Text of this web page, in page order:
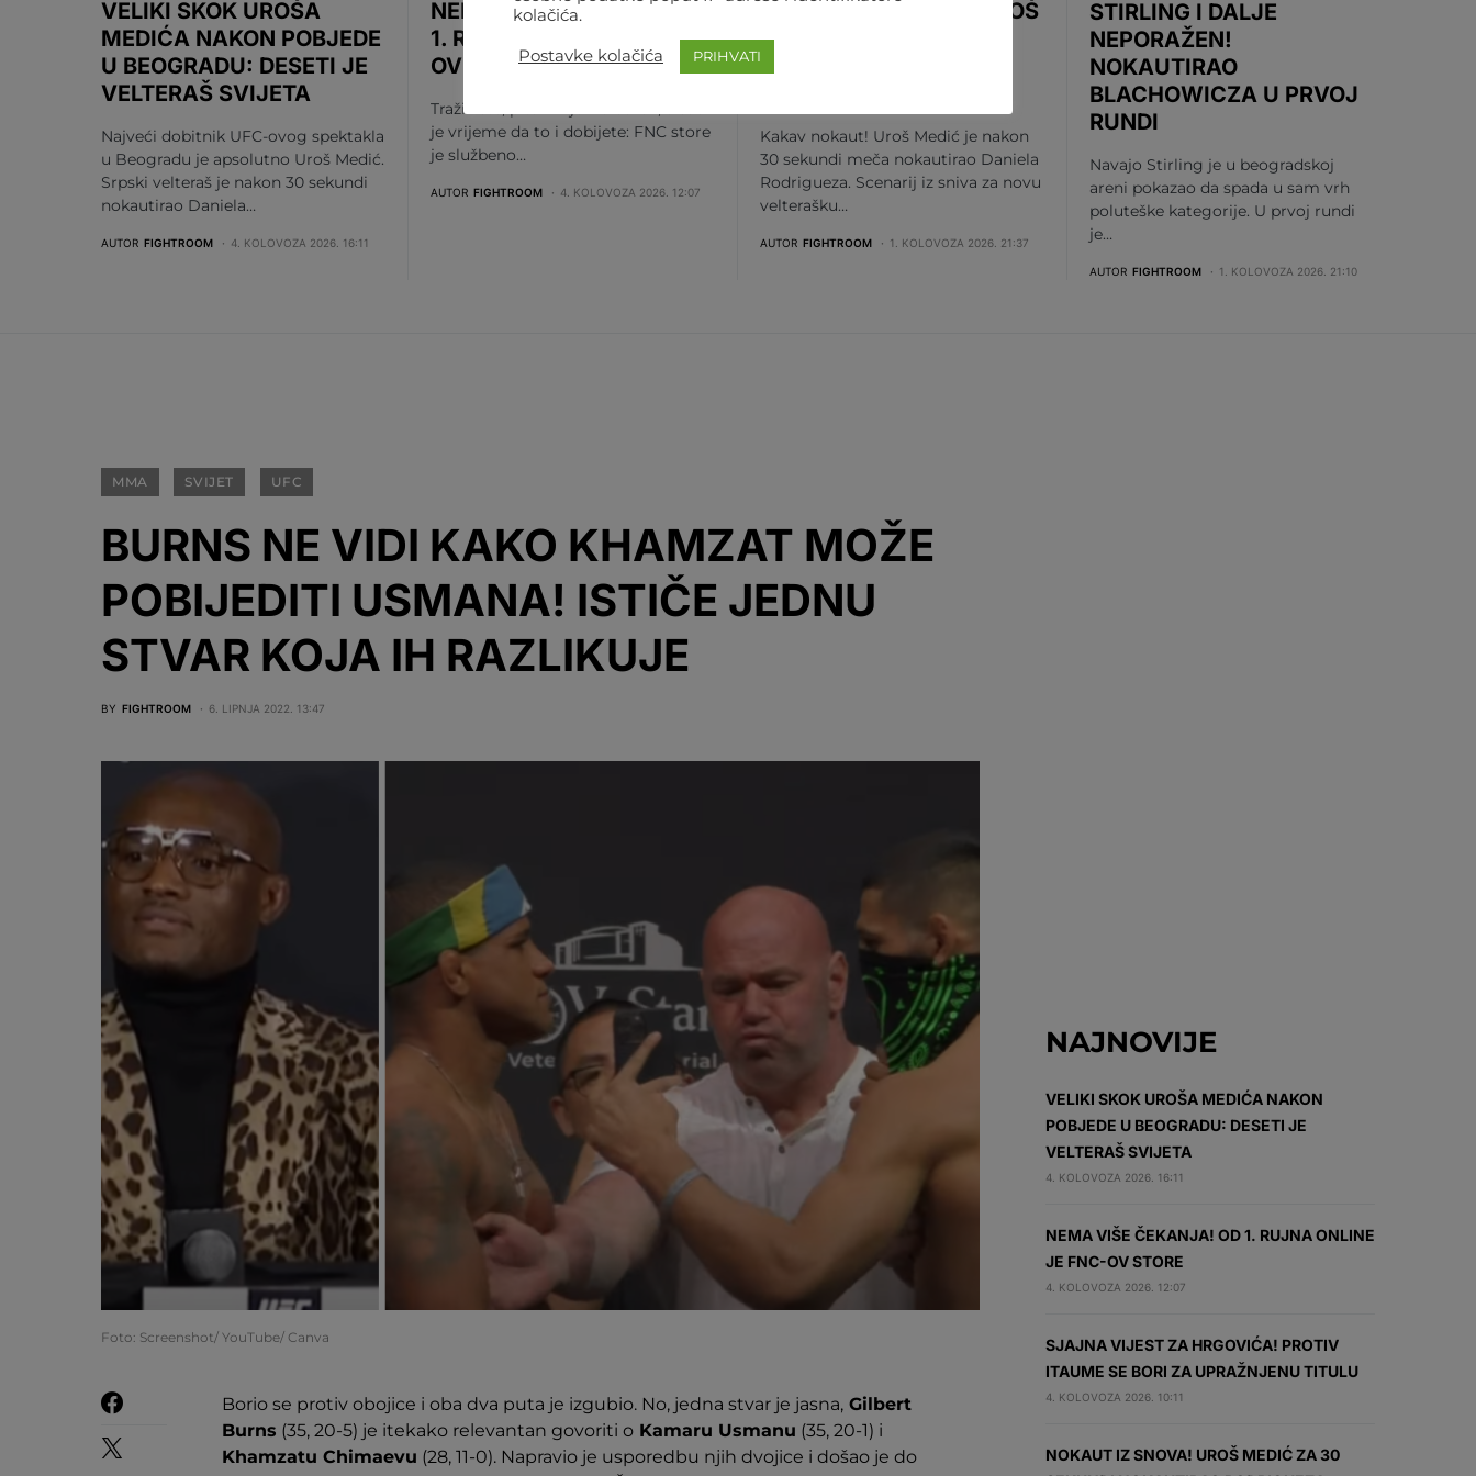
VELIKI SKOK UROŠA
MEDIĆA NAKON POBJEDE
U BEOGRADU: DESETI JE
VELTERAŠ SVIJETA
Najveći dobitnik UFC-ovog spektakla
u Beogradu je apsolutno Uroš Medić.
Srpski velteraš je nakon 30 sekundi
nokautirao Daniela…
AUTOR FIGHTROOM 4. KOLOVOZA 2026. 16:11
NEMA VIŠE ČEKANJA! OD
1. RUJNA ONLINE JE FNC-
OV STORE
Tražili ste, pitali i vjerno čekali, a sad
je vrijeme da to i dobijete: FNC store
je službeno…
AUTOR FIGHTROOM 4. KOLOVOZA 2026. 12:07
NOKAUT IZ SNOVA! UROŠ
MEDIĆ ZA 30 SEKUNDI
Kakav nokaut! Uroš Medić je nakon
30 sekundi meča nokautirao Daniela
Rodrigueza. Scenarij iz sniva za novu
velterašku…
AUTOR FIGHTROOM 1. KOLOVOZA 2026. 21:37
STIRLING I DALJE
NEPORAŽEN!
NOKAUTIRAO
BLACHOWICZA U PRVOJ
RUNDI
Navajo Stirling je u beogradskoj
areni pokazao da spada u sam vrh
poluteške kategorije. U prvoj rundi
je…
AUTOR FIGHTROOM 1. KOLOVOZA 2026. 21:10
MMA SVIJET UFC
BURNS NE VIDI KAKO KHAMZAT MOŽE
POBIJEDITI USMANA! ISTIČE JEDNU
STVAR KOJA IH RAZLIKUJE
BY FIGHTROOM 6. LIPNJA 2022. 13:47
Foto: Screenshot/ YouTube/ Canva
Borio se protiv obojice i oba dva puta je izgubio. No, jedna stvar je jasna, Gilbert
Burns (35, 20-5) je itekako relevantan govoriti o Kamaru Usmanu (35, 20-1) i
Khamzatu Chimaevu (28, 11-0). Napravio je usporedbu njih dvojice i došao je do
NAJNOVIJE
VELIKI SKOK UROŠA MEDIĆA NAKON
POBJEDE U BEOGRADU: DESETI JE
VELTERAŠ SVIJETA
4. KOLOVOZA 2026. 16:11
NEMA VIŠE ČEKANJA! OD 1. RUJNA ONLINE
JE FNC-OV STORE
4. KOLOVOZA 2026. 12:07
SJAJNA VIJEST ZA HRGOVIĆA! PROTIV
ITAUME SE BORI ZA UPRAŽNJENU TITULU
4. KOLOVOZA 2026. 10:11
NOKAUT IZ SNOVA! UROŠ MEDIĆ ZA 30
kolačića.
Postavke kolačića PRIHVATI